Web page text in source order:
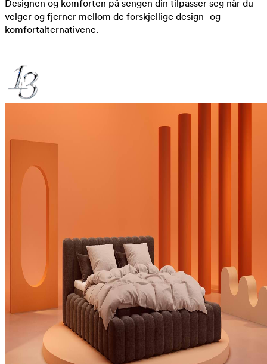
Designen og komforten på sengen din tilpasser seg når du
velger og fjerner mellom de forskjellige design- og
komfortalternativene.